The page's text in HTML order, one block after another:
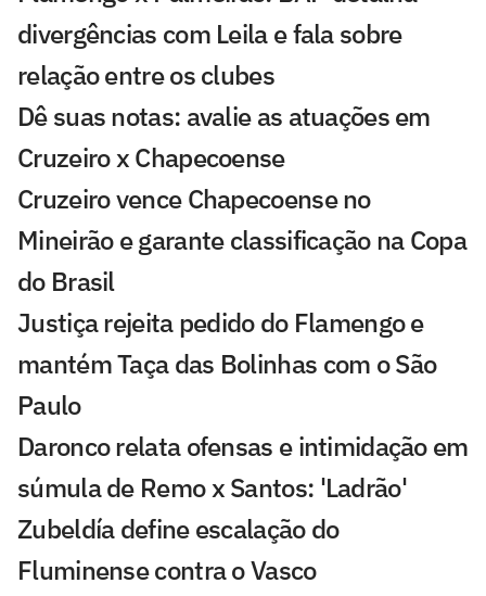
divergências com Leila e fala sobre
relação entre os clubes
Dê suas notas: avalie as atuações em
Cruzeiro x Chapecoense
Cruzeiro vence Chapecoense no
Mineirão e garante classificação na Copa
do Brasil
Justiça rejeita pedido do Flamengo e
mantém Taça das Bolinhas com o São
Paulo
Daronco relata ofensas e intimidação em
súmula de Remo x Santos: 'Ladrão'
Zubeldía define escalação do
Fluminense contra o Vasco